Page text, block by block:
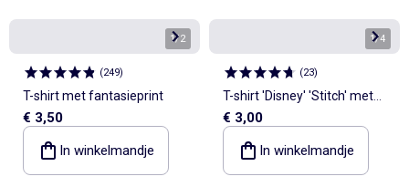
1/2
(249)
T-shirt met fantasieprint
€ 3,50
In winkelmandje
1/4
(23)
T-shirt 'Disney' 'Stitch' met
korte mouwen
€ 3,00
In winkelmandje